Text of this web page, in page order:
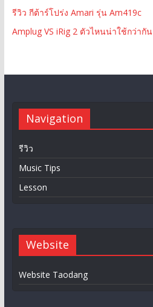
รีวิว กีต้าร์โปร่ง Amari รุ่น Am419c
Amplug VS iRig 2 ตัวไหนน่าใช้กว่ากัน
Navigation
รีวิว
Music Tips
Lesson
Website
Website Taodang